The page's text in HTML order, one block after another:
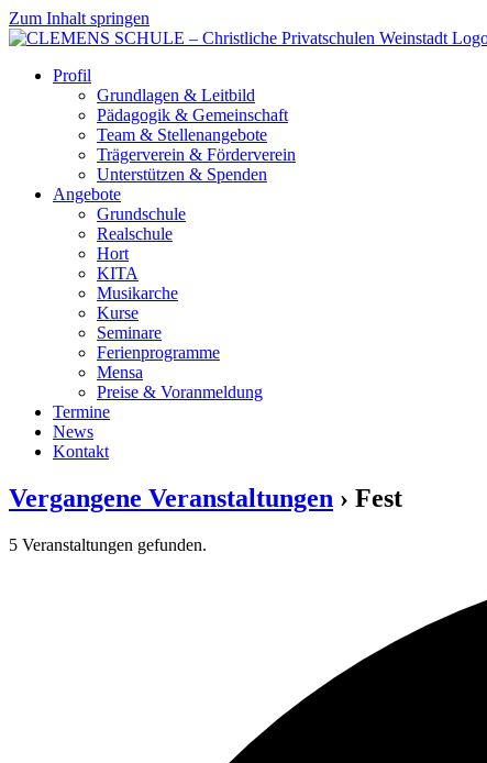
Zum Inhalt springen
Profil
Grundlagen & Leitbild
Pädagogik & Gemeinschaft
Team & Stellenangebote
Trägerverein & Förderverein
Unterstützen & Spenden
Angebote
Grundschule
Realschule
Hort
KITA
Musikarche
Kurse
Seminare
Ferienprogramme
Mensa
Preise & Voranmeldung
Termine
News
Kontakt
Vergangene Veranstaltungen › Fest
5 Veranstaltungen gefunden.